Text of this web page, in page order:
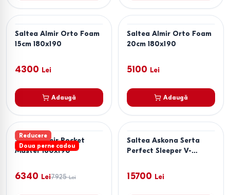
Saltea Almir Orto Foam
15cm 180x190
4300 Lei
Adaugă
Saltea Almir Orto Foam
20cm 180x190
5100 Lei
Adaugă
Reducere
Doua perne cadou
Saltea Almir Pocket
Master 180x190
6340 Lei7925 Lei
Saltea Askona Serta
Perfect Sleeper V-
15700 Lei